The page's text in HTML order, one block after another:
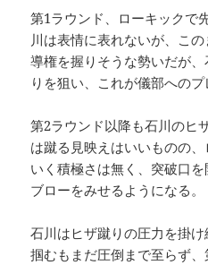
第1ラウンド、ローキックで
川は表情に表れないが、こ
導権を握りそうな勢いだが
りを狙い、これが儀部へのプ
第2ラウンド以降も石川のヒ
は蹴る見映えはいいものの
いく積極さは無く、突破口
ブローをみせるようになる。
石川はヒザ蹴りの圧力を掛
掴むもまだ圧倒まで至らず